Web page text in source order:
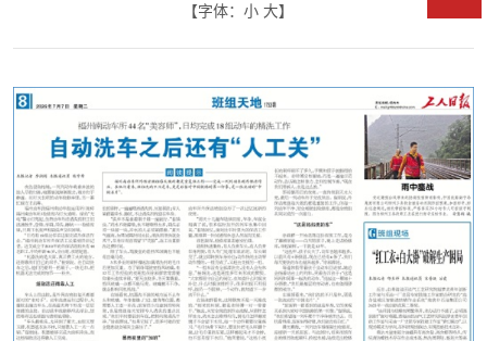
【字体： 小 大】